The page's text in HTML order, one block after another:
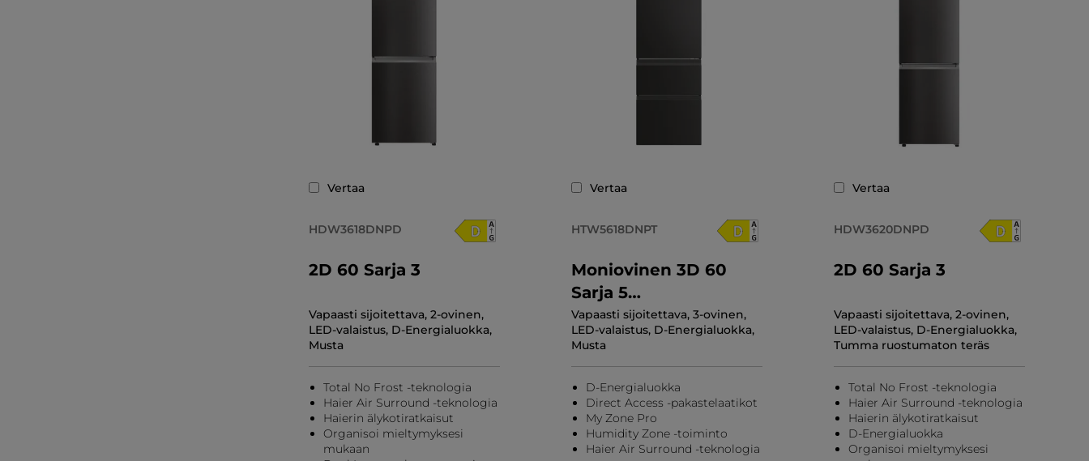
Vertaa
HDW3618DNPD
2D 60 Sarja 3
Vapaasti sijoitettava, 2-ovinen,
LED-valaistus, D-Energialuokka,
Musta
Total No Frost -teknologia
Haier Air Surround -teknologia
Haierin älykotiratkaisut
Organisoi mieltymyksesi
mukaan
Vertaa
HTW5618DNPT
Moniovinen 3D 60
Sarja 5
jääkaappipakastin
Vapaasti sijoitettava, 3-ovinen,
LED-valaistus, D-Energialuokka,
Musta
D-Energialuokka
Direct Access -pakastelaatikot
My Zone Pro
Humidity Zone -toiminto
Haier Air Surround -teknologia
Vertaa
HDW3620DNPD
2D 60 Sarja 3
Vapaasti sijoitettava, 2-ovinen,
LED-valaistus, D-Energialuokka,
Tumma ruostumaton teräs
Total No Frost -teknologia
Haier Air Surround -teknologia
Haierin älykotiratkaisut
D-Energialuokka
Organisoi mieltymyksesi